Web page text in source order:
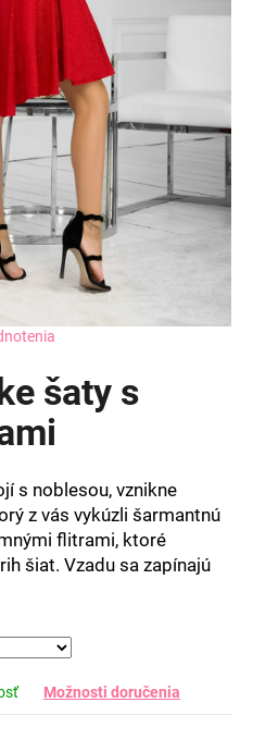
šaty s
s noblesou, vznikne
z vás vykúzli šarmantnú
flitrami, ktoré
šiat. Vzadu sa zapínajú
Možnosti doručenia